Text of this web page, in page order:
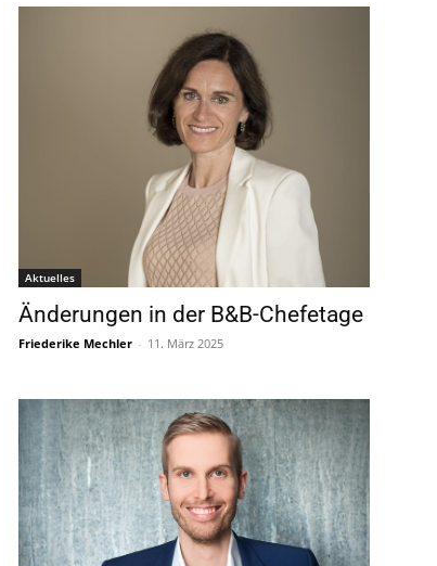
Aktuelles
Änderungen in der B&B-Chefetage
Friederike Mechler - 11. März 2025